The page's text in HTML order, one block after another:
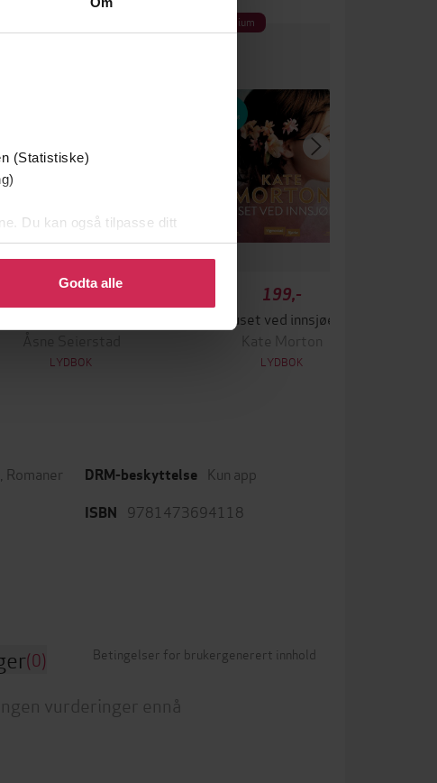
(Statistiske)
Du kan også tilpasse ditt
eller endre ditt samtykke.
Godta alle
299,-
LYDBOK
Premium
199,-
Huset ved innsjøen
Kate Morton
LYDBOK
Romaner DRM-beskyttelse Kun app
ISBN 9781473694118
(0) Betingelser for brukergenerert innhold
Ingen vurderinger ennå